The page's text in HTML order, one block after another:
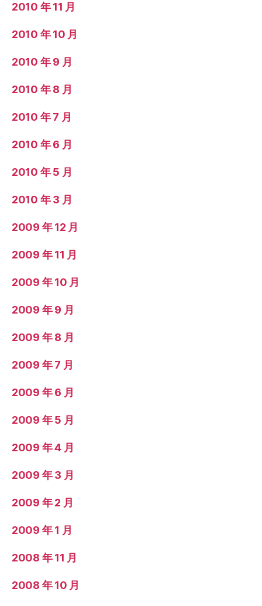
2010 年 11 月
2010 年 10 月
2010 年 9 月
2010 年 8 月
2010 年 7 月
2010 年 6 月
2010 年 5 月
2010 年 3 月
2009 年 12 月
2009 年 11 月
2009 年 10 月
2009 年 9 月
2009 年 8 月
2009 年 7 月
2009 年 6 月
2009 年 5 月
2009 年 4 月
2009 年 3 月
2009 年 2 月
2009 年 1 月
2008 年 11 月
2008 年 10 月